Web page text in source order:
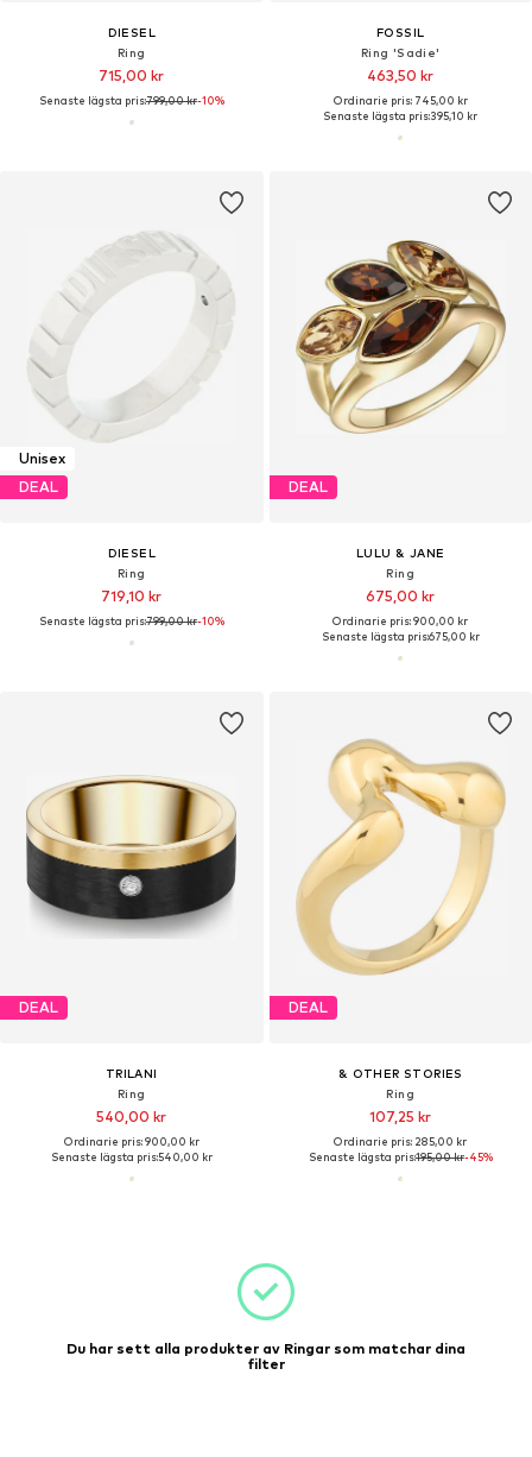
DIESEL
Ring
715,00 kr
Senaste lägsta pris:799,00 kr-10%
FOSSIL
Ring 'Sadie'
463,50 kr
Ordinarie pris: 745,00 kr
Senaste lägsta pris:395,10 kr
Unisex
DEAL
DIESEL
Ring
719,10 kr
Senaste lägsta pris:799,00 kr-10%
DEAL
LULU & JANE
Ring
675,00 kr
Ordinarie pris: 900,00 kr
Senaste lägsta pris:675,00 kr
DEAL
TRILANI
Ring
540,00 kr
Ordinarie pris: 900,00 kr
Senaste lägsta pris:540,00 kr
DEAL
& OTHER STORIES
Ring
107,25 kr
Ordinarie pris: 285,00 kr
Senaste lägsta pris:195,00 kr-45%
Du har sett alla produkter av Ringar som matchar dina
filter